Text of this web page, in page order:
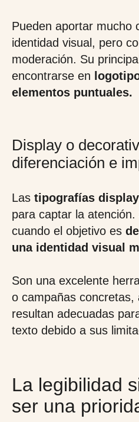
Pueden aportar mucho
identidad visual, pero
moderación. Su
encontrarse en
elementos puntuales.
Display o
diferenciación e
Las tipografías display
para captar la
cuando el objetivo es
una identidad visual
Son una excelente
o campañas concretas,
resultan adecuadas
texto debido a sus
La legibilidad
ser una